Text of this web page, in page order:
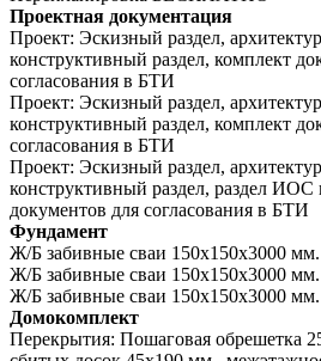
Проектная документация
Проект: Эскизный раздел,
конструктивный раздел, комплект
согласования в БТИ
Проект: Эскизный раздел,
конструктивный раздел, комплект
согласования в БТИ
Проект: Эскизный раздел,
конструктивный раздел, раздел
документов для согласования в БТИ
Фундамент
Ж/Б забивные сваи 150х150х3000 мм.
Ж/Б забивные сваи 150х150х3000 мм.
Ж/Б забивные сваи 150х150х3000 мм.
Домокомплект
Перекрытия: Пошаговая обрешетка